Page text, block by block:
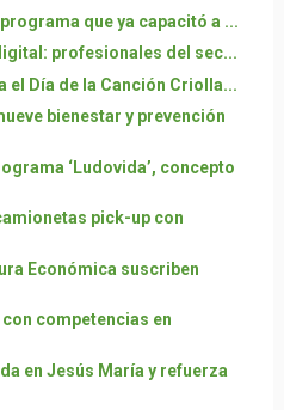
que ya capacitó a ...
profesionales del sec...
el Día de la Canción Criolla...
bienestar y prevención
‘Ludovida’, concepto
pick-up con
Económica suscriben
competencias en
en Jesús María y refuerza